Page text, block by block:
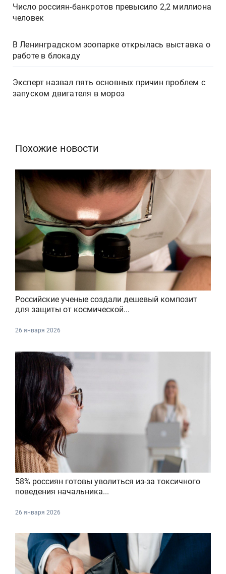
Число россиян-банкротов превысило 2,2 миллиона
человек
В Ленинградском зоопарке открылась выставка о
работе в блокаду
Эксперт назвал пять основных причин проблем с
запуском двигателя в мороз
Похожие новости
Российские ученые создали дешевый композит
для защиты от космической...
26 января 2026
58% россиян готовы уволиться из-за токсичного
поведения начальника...
26 января 2026